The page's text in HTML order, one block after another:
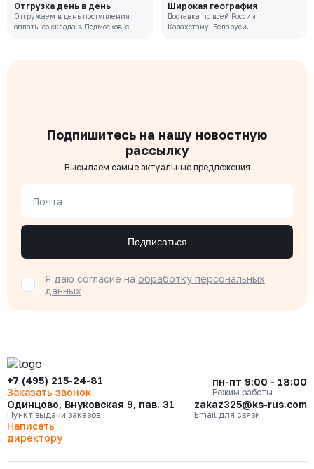
Отгрузка день в день
Отгружаем в день поступления
оплаты со склада в Подмосковье
Широкая география
Доставка по всей России,
Казахстану, Беларуси.
Подпишитесь на нашу новостную
рассылку
Высылаем самые актуальные предложения
Почта
Подписаться
Я даю согласие на обработку персональных
данных
+7 (495) 215-24-81
Заказать звонок
пн-пт 9:00 - 18:00
Режим работы
Одинцово, Внуковская 9, пав. 31
Пункт выдачи заказов
zakaz325@ks-rus.com
Email для связи
Написать
директору